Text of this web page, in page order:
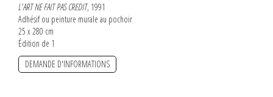
L'ART NE FAIT PAS CREDIT, 1991
Adhésif ou peinture murale au pochoir
25 x 280 cm
Édition de 1
DEMANDE D'INFORMATIONS